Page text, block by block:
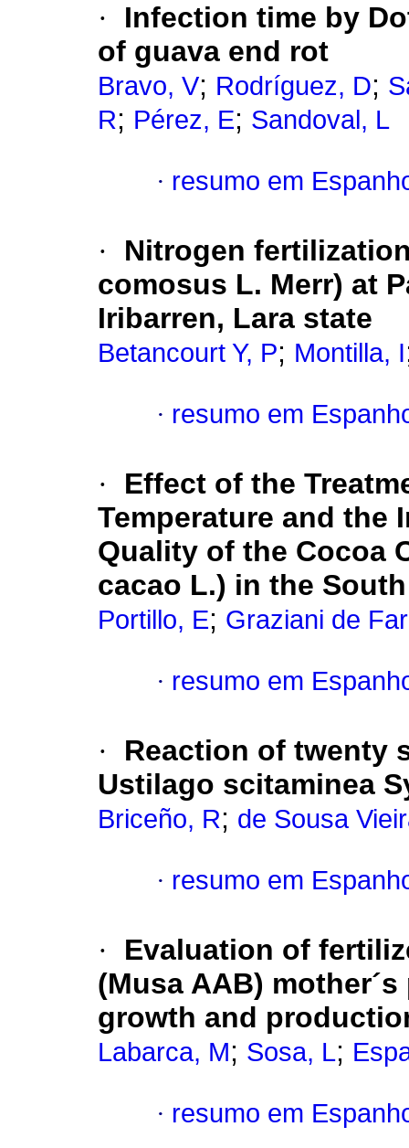
·
Infection time by
of guava end rot
Bravo, V; Rodríguez, D;
R; Pérez, E; Sandoval, L
· resumo em
·
Nitrogen
comosus L. Merr) at
Iribarren, Lara state
Betancourt Y, P; Montilla, I
· resumo em
·
Effect of the
Temperature and the
Quality of the Cocoa
cacao L.) in the
Portillo, E; Graziani de
· resumo em
·
Reaction of twenty
Ustilago scitaminea
Briceño, R; de Sousa
· resumo em
·
Evaluation of
(Musa AAB)
growth and
Labarca, M; Sosa, L;
· resumo em